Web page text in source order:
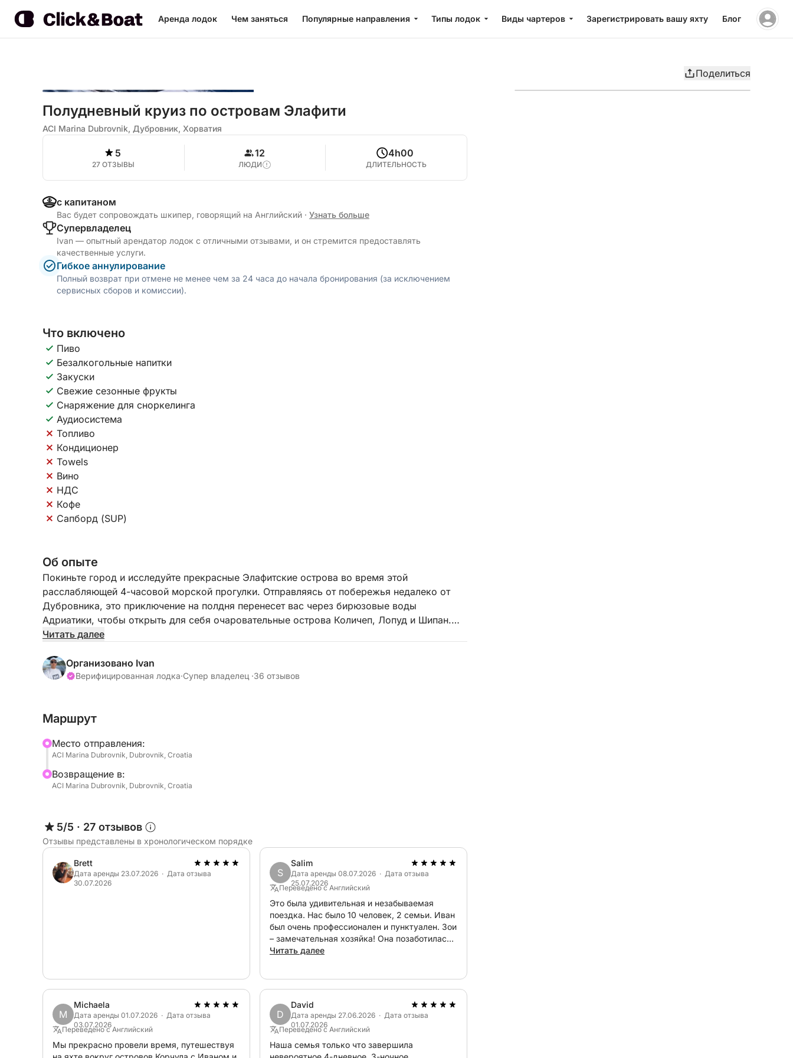
Аренда лодок Чем заняться Популярные направления Типы лодок Виды чартеров Зарегистрировать вашу яхту Блог
Поделиться
Полудневный круиз по островам Элафити
ACI Marina Dubrovnik, Дубровник, Хорватия
5
27 ОТЗЫВЫ
12
ЛЮДИ
4h00
ДЛИТЕЛЬНОСТЬ
с капитаном
Вас будет сопровождать шкипер, говорящий на Английский · Узнать больше
Cупервладелец
Ivan — опытный арендатор лодок с отличными отзывами, и он стремится предоставлять
качественные услуги.
Гибкое аннулирование
Полный возврат при отмене не менее чем за 24 часа до начала бронирования (за исключением
сервисных сборов и комиссии).
Что включено
Пиво
Безалкогольные напитки
Закуски
Свежие сезонные фрукты
Снаряжение для сноркелинга
Аудиосистема
Топливо
Кондиционер
Towels
Вино
НДС
Кофе
Сапборд (SUP)
Об опыте
Покиньте город и исследуйте прекрасные Элафитские острова во время этой
расслабляющей 4-часовой морской прогулки. Отправляясь от побережья недалеко от
Дубровника, это приключение на полдня перенесет вас через бирюзовые воды
Адриатики, чтобы открыть для себя очаровательные острова Количеп, Лопуд и Шипан.
круиза к острову Количеп, ближайшему из Элафитских островов, известному своими
кристально чистыми водами, скрытыми пещерами и спокойной природой. Здесь вы
расслабленной средиземноморской атмосферой. Вы можете посетить прекрасный пляж
Шунж, один из редких песчаных пляжей в районе Дубровника, где мелководье с
бирюзовой водой создает идеальное место для купания и отдыха.
побережье славится очаровательными рыбацкими деревушками, небольшими бухтами и
прекрасными природными пейзажами, которыми можно любоваться с моря.
Эта экскурсия на полдня предоставляет прекрасную возможность насладиться красотой
Элафитских островов, купаясь, осматривая достопримечательности и наслаждаясь
Читать далее
Организовано Ivan
Верифицированная лодка·Супер владелец ·36 отзывов
Маршрут
Mесто отправления:
ACI Marina Dubrovnik, Dubrovnik, Croatia
Bозвращение в:
ACI Marina Dubrovnik, Dubrovnik, Croatia
5/5 · 27 отзывов
Отзывы представлены в хронологическом порядке
Brett
Дата аренды 23.07.2026 · Дата отзыва
30.07.2026
S
Salim
Дата аренды 08.07.2026 · Дата отзыва
25.07.2026
Переведено с Английский
Это была удивительная и незабываемая
поездка. Нас было 10 человек, 2 семьи. Иван
был очень профессионален и пунктуален. Зои
– замечательная хозяйка! Она позаботилась
о том, чтобы всем было комфортно. Без
Читать далее
M
Michaela
Дата аренды 01.07.2026 · Дата отзыва
03.07.2026
Переведено с Английский
Мы прекрасно провели время, путешествуя
D
David
Дата аренды 27.06.2026 · Дата отзыва
01.07.2026
Переведено с Английский
Наша семья только что завершила